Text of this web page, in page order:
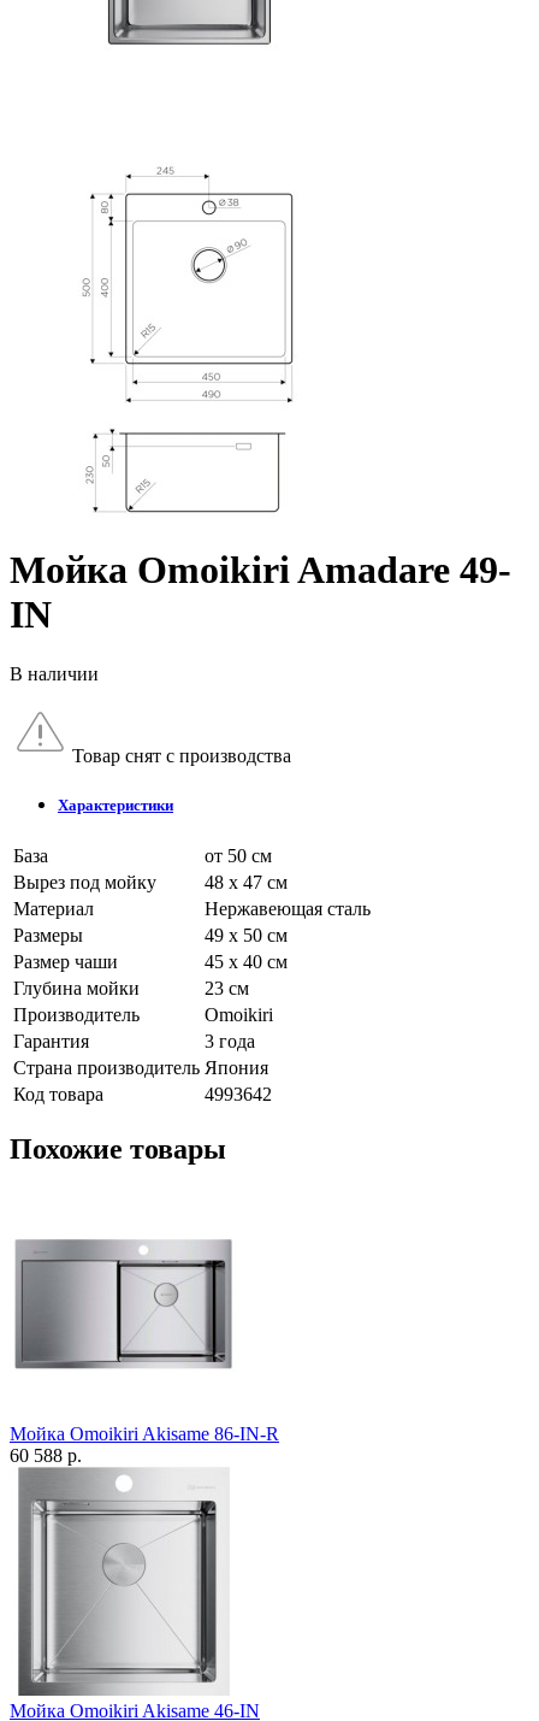
Мойка Omoikiri Amadare 49-
IN
В наличии
Товар снят с производства
Характеристики
База
от 50 см
Вырез под мойку
48 х 47 см
Материал
Нержавеющая сталь
Размеры
49 x 50 см
Размер чаши
45 x 40 см
Глубина мойки
23 см
Производитель
Omoikiri
Гарантия
3 года
Страна производитель Япония
Код товара
4993642
Похожие товары
Мойка Omoikiri Akisame 86-IN-R
60 588 р.
Мойка Omoikiri Akisame 46-IN